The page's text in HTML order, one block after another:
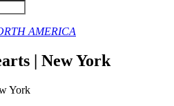
AMERICA
| New York